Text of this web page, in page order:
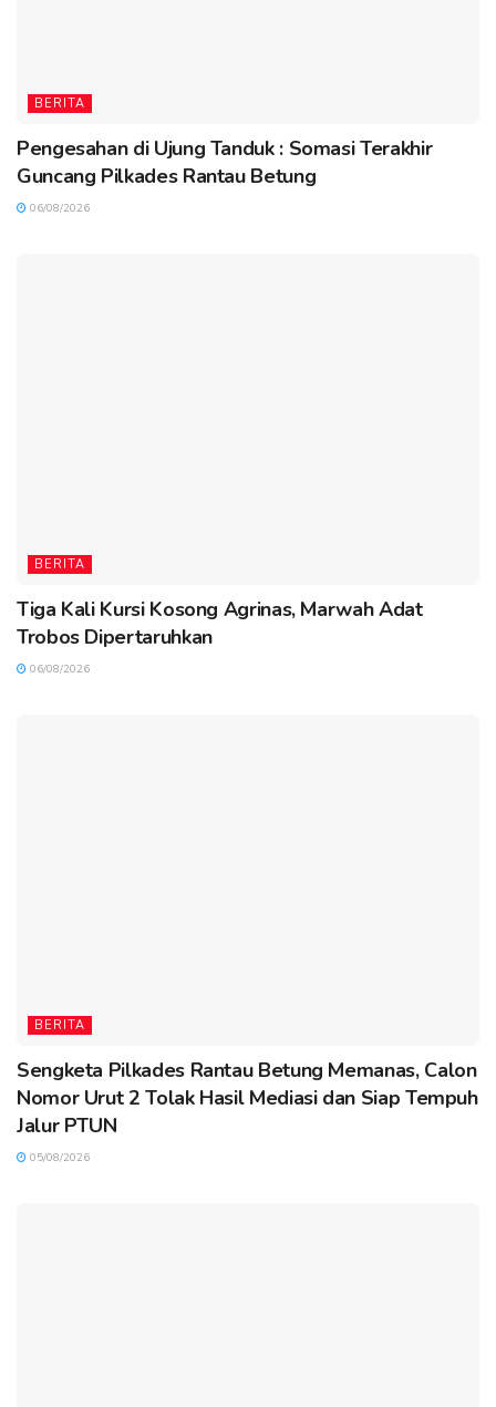
BERITA
Pengesahan di Ujung Tanduk : Somasi Terakhir
Guncang Pilkades Rantau Betung
06/08/2026
BERITA
Tiga Kali Kursi Kosong Agrinas, Marwah Adat
Trobos Dipertaruhkan
06/08/2026
BERITA
Sengketa Pilkades Rantau Betung Memanas, Calon
Nomor Urut 2 Tolak Hasil Mediasi dan Siap Tempuh
Jalur PTUN
05/08/2026